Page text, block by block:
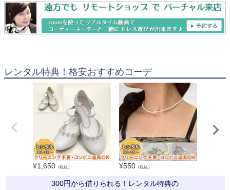
レンタル特典！格安おすすめコーデ
¥1,650 （税込） ¥550 （税込）
300円から借りられる！レンタル特典の